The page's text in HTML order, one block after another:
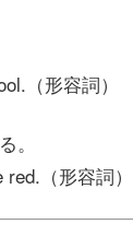
（形容詞）
。
（形容詞）